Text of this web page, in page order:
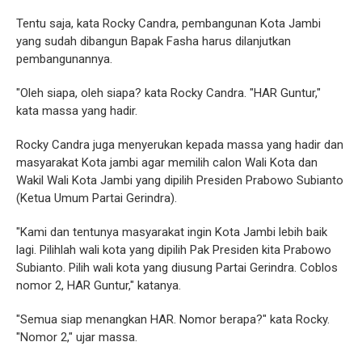
Tentu saja, kata Rocky Candra, pembangunan Kota Jambi
yang sudah dibangun Bapak Fasha harus dilanjutkan
pembangunannya.
"Oleh siapa, oleh siapa? kata Rocky Candra. "HAR Guntur,"
kata massa yang hadir.
Rocky Candra juga menyerukan kepada massa yang hadir dan
masyarakat Kota jambi agar memilih calon Wali Kota dan
Wakil Wali Kota Jambi yang dipilih Presiden Prabowo Subianto
(Ketua Umum Partai Gerindra).
"Kami dan tentunya masyarakat ingin Kota Jambi lebih baik
lagi. Pilihlah wali kota yang dipilih Pak Presiden kita Prabowo
Subianto. Pilih wali kota yang diusung Partai Gerindra. Coblos
nomor 2, HAR Guntur," katanya.
"Semua siap menangkan HAR. Nomor berapa?" kata Rocky.
"Nomor 2," ujar massa.